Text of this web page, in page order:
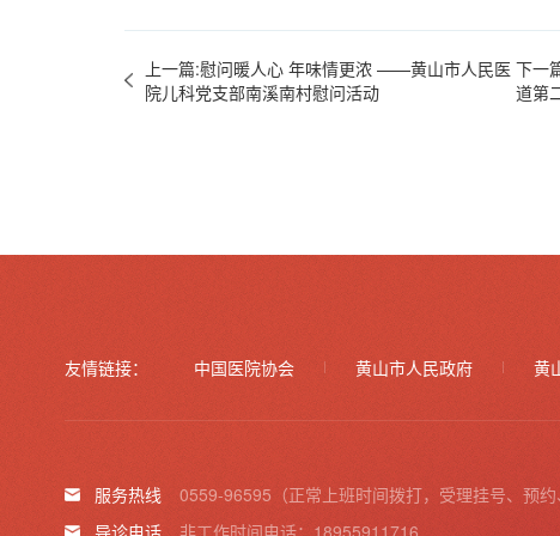
上一篇:慰问暖人心 年味情更浓 ——黄山市人民医
院儿科党支部南溪南村慰问活动
下一
道第
友情链接： 中国医院协会 黄山市人民政府 黄
服务热线
0559-96595（正常上班时间拨打，受理挂号、预